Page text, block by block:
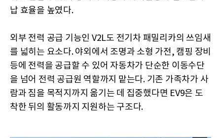
납 효율을 높였다.
외부 전력 공급 기능인 V2L도 전기차 패밀리카의 쓰임새
를 넓히는 요소다. 야외에서 조명과 소형 가전, 캠핑 장비
등에 전력을 공급할 수 있어 자동차가 단순한 이동수단
을 넘어 전력 공급원 역할까지 맡는다. 기존 가족차가 사
람과 짐을 목적지까지 옮기는 데 집중했다면 EV9은 도
착한 뒤의 활동까지 지원하는 구조다.